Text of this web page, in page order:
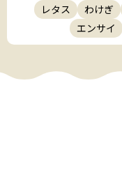
レタス
わけぎ
エンサイ